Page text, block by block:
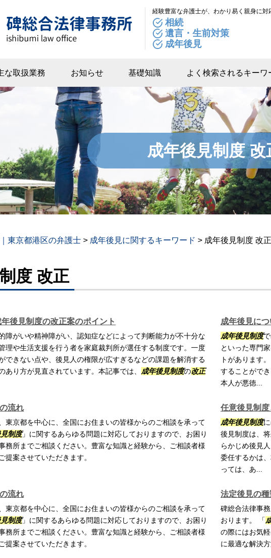
成年後見制度 改
経験豊富な弁護士が、わかり易く親身に対
相続
遺言・生前対策
成年後見
な取扱業務 お知らせ 基礎知識 よく検索されるキーワ
東京都港区の弁護士 > 成年後見に関するキーワード > 成年後見制度 改正
度 改正
年後見制度の改正案のポイント
障がいや精神障がい、認知症などによって判断能力が不十分な
理や生活支援を行う者を家庭裁判所が選任する制度です。一度
できない点や、後見人の権限が広すぎるなどの課題を解消する
あり方が見直されています。本記事では、 成年後見制度の改正
成年後見に
成年後見制度
といった専門
トがあります
することがで
本人が悪徳...
流れ
東京都を中心に、全国にお住まいの皆様からのご相談を承って
制度」に関するあらゆる問題に対応しておりますので、お困り
務所までご相談ください。豊富な知識と経験から、ご相談者様
提案させていただきます。
任意後見制度
成年後見制度
後見制度は、
らかじめ後見
委任するかは
っては、あ...
流れ
東京都を中心に、全国にお住まいの皆様からのご相談を承って
制度」に関するあらゆる問題に対応しておりますので、お困り
務所までご相談ください。豊富な知識と経験から、ご相談者様
提案させていただきます。
法定後見の種
碑総合法律事
おります。 「
の際にはお気
に最適な解決